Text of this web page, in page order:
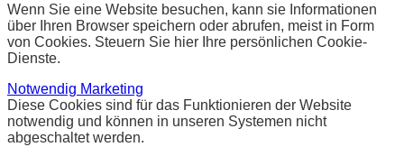
Wenn Sie eine Website besuchen, kann sie Informationen
über Ihren Browser speichern oder abrufen, meist in Form
von Cookies. Steuern Sie hier Ihre persönlichen Cookie-
Dienste.
Notwendig Marketing
Diese Cookies sind für das Funktionieren der Website
notwendig und können in unseren Systemen nicht
abgeschaltet werden.